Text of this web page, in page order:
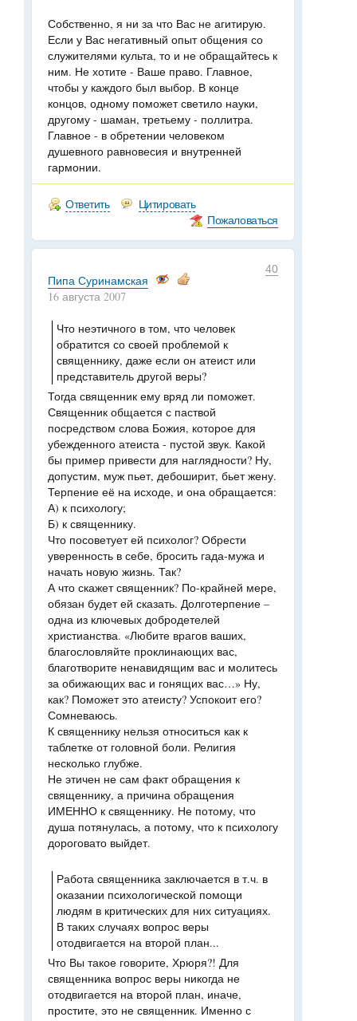
Собственно, я ни за что Вас не агитирую.
Если у Вас негативный опыт общения со
служителями культа, то и не обращайтесь к
ним. Не хотите - Ваше право. Главное,
чтобы у каждого был выбор. В конце
концов, одному поможет светило науки,
другому - шаман, третьему - поллитра.
Главное - в обретении человеком
душевного равновесия и внутренней
гармонии.
Ответить
Цитировать
Пожаловаться
40
Пипа Суринамская
16 августа 2007
Что неэтичного в том, что человек
обратится со своей проблемой к
священнику, даже если он атеист или
представитель другой веры?
Тогда священник ему вряд ли поможет.
Священник общается с паствой
посредством слова Божия, которое для
убежденного атеиста - пустой звук. Какой
бы пример привести для наглядности? Ну,
допустим, муж пьет, дебоширит, бьет жену.
Терпение её на исходе, и она обращается:
А) к психологу;
Б) к священнику.
Что посоветует ей психолог? Обрести
уверенность в себе, бросить гада-мужа и
начать новую жизнь. Так?
А что скажет священник? По-крайней мере,
обязан будет ей сказать. Долготерпение –
одна из ключевых добродетелей
христианства. «Любите врагов ваших,
благословляйте проклинающих вас,
благотворите ненавидящим вас и молитесь
за обижающих вас и гонящих вас…» Ну,
как? Поможет это атеисту? Успокоит его?
Сомневаюсь.
К священнику нельзя относиться как к
таблетке от головной боли. Религия
несколько глубже.
Не этичен не сам факт обращения к
священнику, а причина обращения
ИМЕННО к священнику. Не потому, что
душа потянулась, а потому, что к психологу
дороговато выйдет.
Работа священника заключается в т.ч. в
оказании психологической помощи
людям в критических для них ситуациях.
В таких случаях вопрос веры
отодвигается на второй план...
Что Вы такое говорите, Хрюря?! Для
священника вопрос веры никогда не
отодвигается на второй план, иначе,
простите, это не священник. Именно с